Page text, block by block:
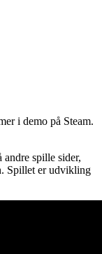
i demo på Steam.
spille sider,
Spillet er udvikling